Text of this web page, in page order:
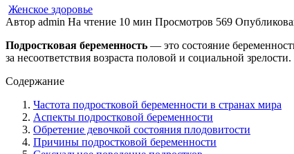
Женское здоровье
Автор admin На чтение 10 мин Просмотров 569
Подростковая беременность — это состояние
за несоответствия возраста половой и социальной
Содержание
Частота подростковой беременности в странах мира
Аспекты подростковой беременности
Обретение девочкой состояния плодовитости
Причины подростковой беременности